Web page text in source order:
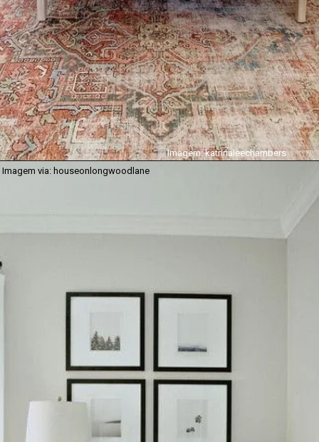
Imagem: katrinaleechambers
Imagem via: houseonlongwoodlane